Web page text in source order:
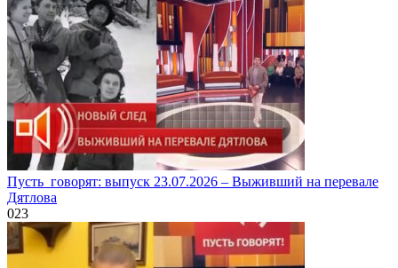
Пусть_говорят: выпуск 23.07.2026 – Выживший на перевале
Дятлова
023